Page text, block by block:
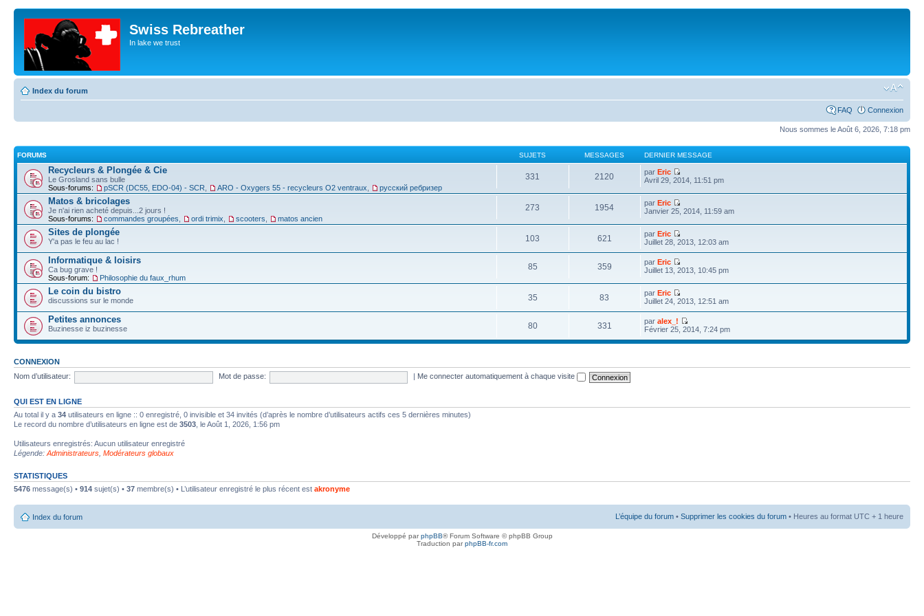
Swiss Rebreather
In lake we trust
Index du forum
FAQ Connexion
Nous sommes le Août 6, 2026, 7:18 pm
FORUMS SUJETS MESSAGES DERNIER MESSAGE
Recycleurs & Plongée & Cie
Le Grosland sans bulle
Sous-forums:
pSCR (DC55, EDO-04) - SCR ARO - Oxygers 55 - recycleurs O2 ventraux русский ребризер
331 2120 parEric
Avril 29, 2014, 11:51 pm
Matos & bricolages
Je n'ai rien acheté depuis...2 jours !
Sous-forums:
commandes groupées ordi trimix scooters matos ancien
273 1954 parEric
Janvier 25, 2014, 11:59 am
Sites de plongée
Y'a pas le feu au lac ! 103 621 parEric
Juillet 28, 2013, 12:03 am
Informatique & loisirs
Ca bug grave !
Sous-forum:
Philosophie du faux_rhum
85 359 parEric
Juillet 13, 2013, 10:45 pm
Le coin du bistro
discussions sur le monde 35 83 parEric
Juillet 24, 2013, 12:51 am
Petites annonces
Buzinesse iz buzinesse 80 331 paralex_!
Février 25, 2014, 7:24 pm
CONNEXION
Nom d’utilisateur:
Mot de passe: Me connecter automatiquement à chaque visite
QUI EST EN LIGNE
Au total il y a 34 utilisateurs en ligne :: 0 enregistré, 0 invisible et 34 invités (d’après le nombre d’utilisateurs actifs ces 5 dernières minutes)
Le record du nombre d’utilisateurs en ligne est de 3503 , le Août 1, 2026, 1:56 pm
Utilisateurs enregistrés: Aucun utilisateur enregistré
Légende: Administrateurs Modérateurs globaux
STATISTIQUES
5476 message(s) • 914 sujet(s) • 37 membre(s) • L’utilisateur enregistré le plus récent est akronyme
Index du forum L’équipe du forum • Supprimer les cookies du forum • Heures au format UTC + 1 heure
Développé parphpBB® Forum Software © phpBB Group
Traduction parphpBB-fr.com